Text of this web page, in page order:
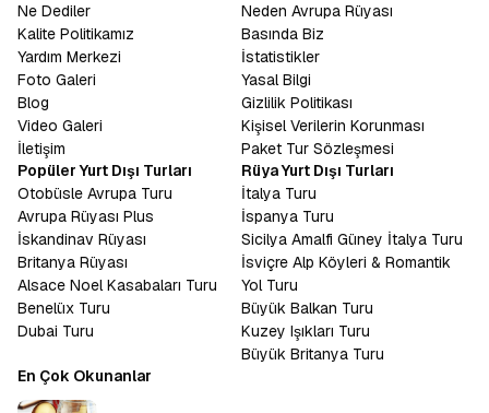
Ne Dediler
Kalite Politikamız
Yardım Merkezi
Foto Galeri
Blog
Video Galeri
İletişim
Neden Avrupa Rüyası
Basında Biz
İstatistikler
Yasal Bilgi
Gizlilik Politikası
Kişisel Verilerin Korunması
Paket Tur Sözleşmesi
Popüler Yurt Dışı Turları
Otobüsle Avrupa Turu
Avrupa Rüyası Plus
İskandinav Rüyası
Britanya Rüyası
Alsace Noel Kasabaları Turu
Benelüx Turu
Dubai Turu
Rüya Yurt Dışı Turları
İtalya Turu
İspanya Turu
Sicilya Amalfi Güney İtalya Turu
İsviçre Alp Köyleri & Romantik
Yol Turu
Büyük Balkan Turu
Kuzey Işıkları Turu
Büyük Britanya Turu
En Çok Okunanlar